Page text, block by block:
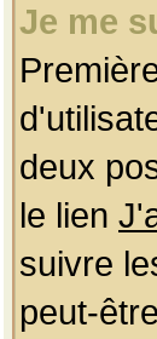
Je me
deux
le lien
suivre
peut-